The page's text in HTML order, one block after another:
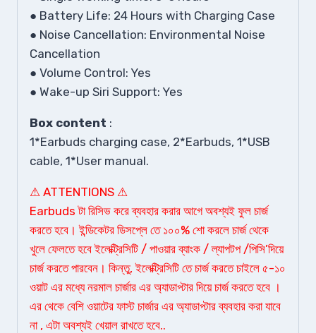
● Battery Life: 24 Hours with Charging Case
● Noise Cancellation: Environmental Noise
Cancellation
● Volume Control: Yes
● Wake-up Siri Support: Yes
Box content :
1*Earbuds charging case, 2*Earbuds, 1*USB
cable, 1*User manual.
⚠ ATTENTIONS ⚠
Earbuds টা রিসিভ করে ব্যবহার করার আগে অবশ্যই ফুল চার্জ
করতে হবে। ইন্ডিকেটর ডিসপ্লে তে ১০০% শো করলে চার্জ থেকে
খুলে ফেলতে হবে ইলেক্ট্রিসিটি / পাওয়ার ব্যাংক / ল্যাপটপ /পিসি’দিয়ে
চার্জ করতে পারবেন। কিন্তু, ইলেক্ট্রিসিটি তে চার্জ করতে চাইলে ৫-১০
ওয়াট এর মধ্যে নরমাল চার্জার এর অ্যাডাপ্টার দিয়ে চার্জ করতে হবে ।
এর থেকে বেশি ওয়াটের ফাস্ট চার্জার এর অ্যাডাপ্টার ব্যবহার করা যাবে
না , এটা অবশ্যই খেয়াল রাখতে হবে..